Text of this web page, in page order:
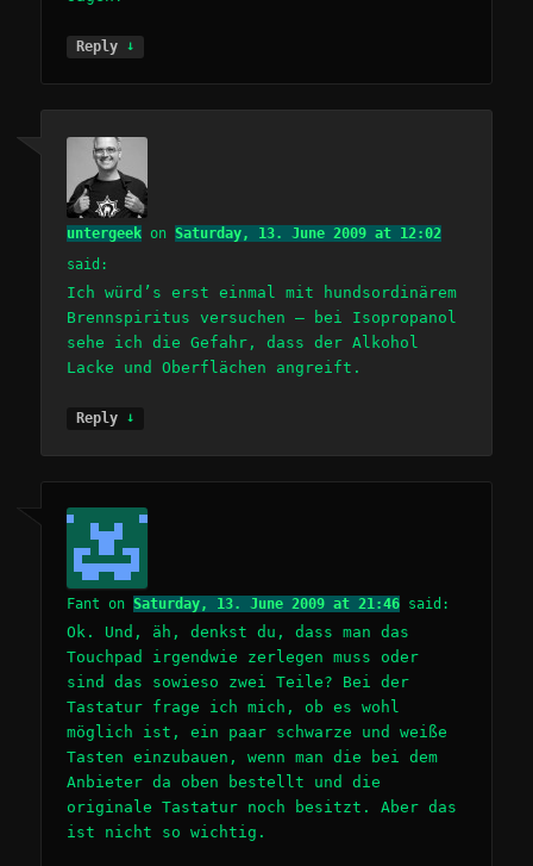
Reply ↓
untergeek onSaturday, 13. June 2009 at 12:02
said:
Ich würd’s erst einmal mit hundsordinärem
Brennspiritus versuchen – bei Isopropanol
sehe ich die Gefahr, dass der Alkohol
Lacke und Oberflächen angreift.
Reply ↓
Fant onSaturday, 13. June 2009 at 21:46 said:
Ok. Und, äh, denkst du, dass man das
Touchpad irgendwie zerlegen muss oder
sind das sowieso zwei Teile? Bei der
Tastatur frage ich mich, ob es wohl
möglich ist, ein paar schwarze und weiße
Tasten einzubauen, wenn man die bei dem
Anbieter da oben bestellt und die
originale Tastatur noch besitzt. Aber das
ist nicht so wichtig.